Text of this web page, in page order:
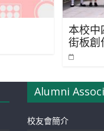
本校中
街板創
Alumni
校友會簡介